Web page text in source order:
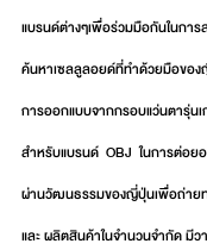
แบรนด์ต่างๆเพื่อร่วมมือกันในการ
ค้นหาเซลลูลอยด์ที่ทำด้วยมือข
การออกแบบจากกรอบแว่นต
สำหรับแบรนด์ OBJ ในการต่อย
ผ่านวัฒนธรรมของญี่ปุ่นเพื่อถ่าย
และ ผลิตสินค้าในจำนวนจำกัด มี